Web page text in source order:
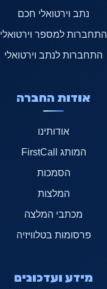
נתב וירטואלי חכם
התחברות למספר וירטואלי
התחברות לנתב וירטואלי
אודות החברה
אודותינו
המותג FirstCall
הסמכות
המלצות
מכתבי המלצה
פרסומות בטלוויזיה
מידע ועדכונים